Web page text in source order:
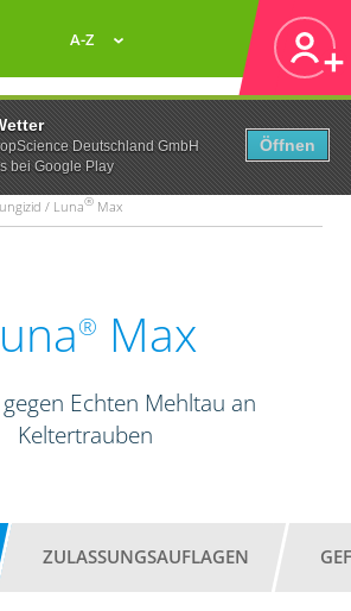
Deutschland GmbH
bei Google Play
Öffnen
A-Z
/ Luna® Max
® Max
Echten Mehltau an
Keltertrauben
ZULASSUNGSAUFLAGEN